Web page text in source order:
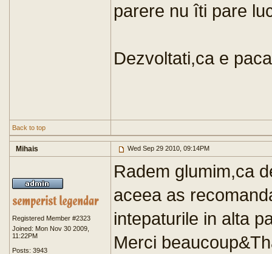
parere nu îti pare
Dezvoltati,ca e
Back to top
Mihais Wed Sep 29 2010, 09:14PM
Registered Member #2323
Joined: Mon Nov 30 2009,
11:22PM
Posts: 3943
Radem glumim,ca
aceea as
intepaturile in alta
Merci